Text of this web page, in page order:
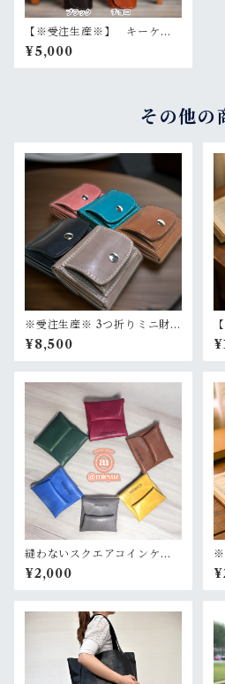
【※受注生産※】 キーケー
ス たつのレザー 本革 国
産レザー 選べるカラー
¥5,000
その他の
※受注生産※ 3つ折りミニ財
布 小さい財布 たつのレザ
ー 選べるカラー 選べるス
テッチカラー
¥8,500
縫わないスクエアコインケー
ス たつのレザー 国産レザ
ー 選べるカラー 本革
¥2,000
※